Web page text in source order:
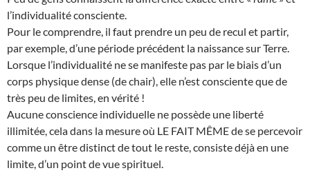
l’individualité consciente.
Pour le comprendre, il faut prendre un peu de recul et partir,
par exemple, d’une période précédent la naissance sur Terre.
Lorsque l’individualité ne se manifeste pas par le biais d’un
corps physique dense (de chair), elle n’est consciente que de
très peu de limites, en vérité !
Aucune conscience individuelle ne possède une liberté
illimitée, cela dans la mesure où LE FAIT MÊME de se percevoir
comme un être distinct de tout le reste, consiste déjà en une
limite, d’un point de vue spirituel.